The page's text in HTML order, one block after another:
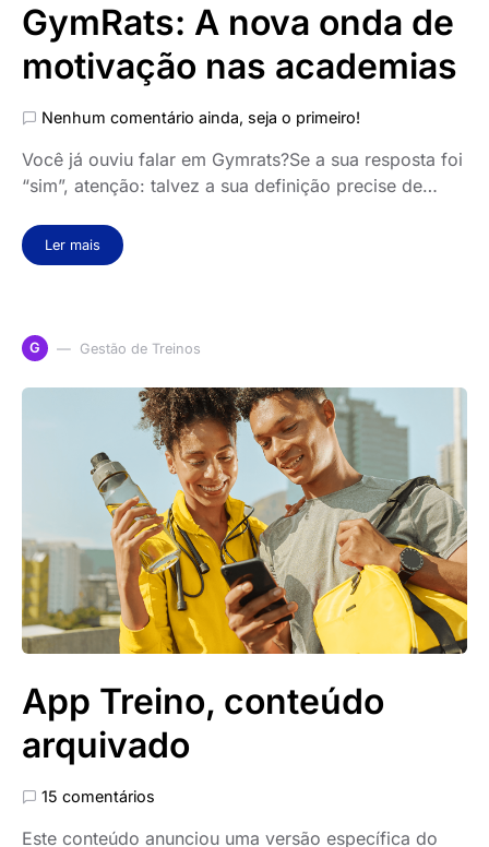
GymRats: A nova onda de
motivação nas academias
Nenhum comentário ainda, seja o primeiro!
Você já ouviu falar em Gymrats?Se a sua resposta foi
“sim”, atenção: talvez a sua definição precise de…
Ler mais
G Gestão de Treinos
App Treino, conteúdo
arquivado
15 comentários
Este conteúdo anunciou uma versão específica do